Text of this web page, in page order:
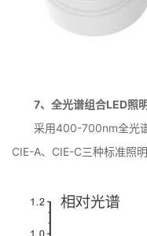
7、全光谱组合LED照
采用400-700nm全光
CIE-A、CIE-C三种标准照